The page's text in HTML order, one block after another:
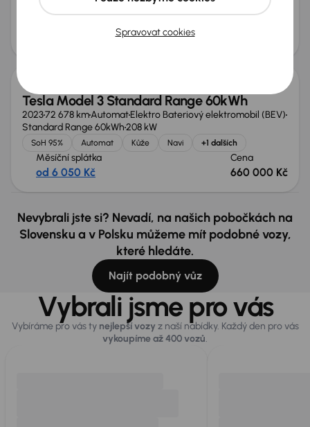
SoH 97%
Tesla Model 3 Standard Range 60kWh
202372 678 kmAutomatElektro Bateriový elektromobil (BEV)
Standard Range 60kWh208 kW
SoH 95% Automat Kůže Navi +1 dalších
Měsíční splátka
od 6 050 Kč
Cena
660 000 Kč
Nevybrali jste si? Nevadí, na našich pobočkách na
Slovensku a v Polsku můžeme mít podobné vozy,
které hledáte.
Najít podobný vůz
Vybrali jsme pro vás
Vybíráme pro vás ty nejlepší vozy z naší nabídky. Každý den pro vás
vykoupíme až 400 vozů.
Spravovat cookies